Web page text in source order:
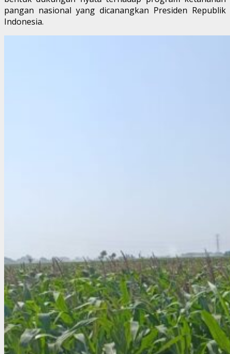
pangan nasional yang dicanangkan Presiden Republik
Indonesia.